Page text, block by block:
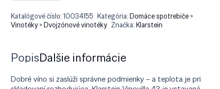
Katalógové číslo:10034155 Kategória:Domáce spotrebiče >
Vinotéky > Dvojzónové vinotéky Značka:Klarstein
PopisĎalšie informácie
Dobré víno si zaslúži správne podmienky – a teplota je pri